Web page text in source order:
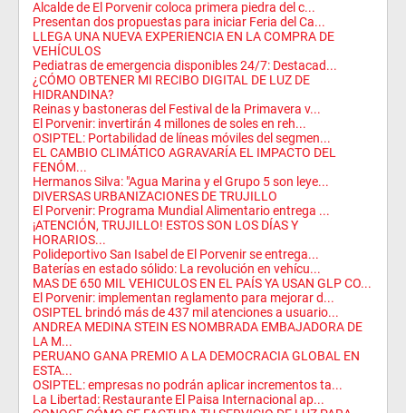
Alcalde de El Porvenir coloca primera piedra del c...
Presentan dos propuestas para iniciar Feria del Ca...
LLEGA UNA NUEVA EXPERIENCIA EN LA COMPRA DE
VEHÍCULOS
Pediatras de emergencia disponibles 24/7: Destacad...
¿CÓMO OBTENER MI RECIBO DIGITAL DE LUZ DE
HIDRANDINA?
Reinas y bastoneras del Festival de la Primavera v...
El Porvenir: invertirán 4 millones de soles en reh...
OSIPTEL: Portabilidad de líneas móviles del segmen...
EL CAMBIO CLIMÁTICO AGRAVARÍA EL IMPACTO DEL
FENÓM...
Hermanos Silva: "Agua Marina y el Grupo 5 son leye...
DIVERSAS URBANIZACIONES DE TRUJILLO
El Porvenir: Programa Mundial Alimentario entrega ...
¡ATENCIÓN, TRUJILLO! ESTOS SON LOS DÍAS Y
HORARIOS...
Polideportivo San Isabel de El Porvenir se entrega...
Baterías en estado sólido: La revolución en vehícu...
MAS DE 650 MIL VEHICULOS EN EL PAÍS YA USAN GLP CO...
El Porvenir: implementan reglamento para mejorar d...
OSIPTEL brindó más de 437 mil atenciones a usuario...
ANDREA MEDINA STEIN ES NOMBRADA EMBAJADORA DE
LA M...
PERUANO GANA PREMIO A LA DEMOCRACIA GLOBAL EN
ESTA...
OSIPTEL: empresas no podrán aplicar incrementos ta...
La Libertad: Restaurante El Paisa Internacional ap...